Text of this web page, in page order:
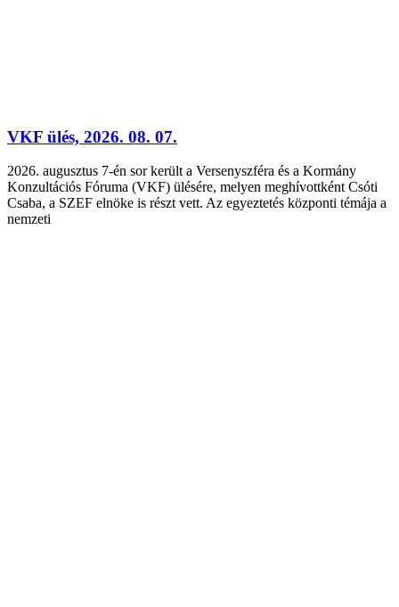
VKF ülés, 2026. 08. 07.
2026. augusztus 7-én sor került a Versenyszféra és a Kormány
Konzultációs Fóruma (VKF) ülésére, melyen meghívottként Csóti
Csaba, a SZEF elnöke is részt vett. Az egyeztetés központi témája a
nemzeti